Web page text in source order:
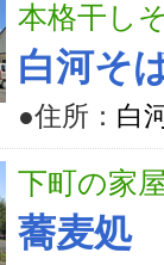
本格干し
白河そ
●住所： 白
下町の家
蕎麦処